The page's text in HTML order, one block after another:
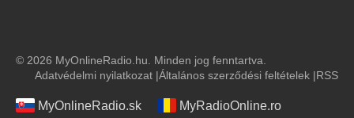
© 2026 MyOnlineRadio.hu. Minden jog fenntartva.
Adatvédelmi nyilatkozat |Általános szerződési feltételek |RSS
MyOnlineRadio.sk MyRadioOnline.ro